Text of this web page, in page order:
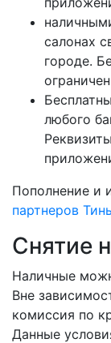
салонах
городе.
любого
Пополнение и
партнеров
Снятие
Наличные
Вне
комиссия по
Данные